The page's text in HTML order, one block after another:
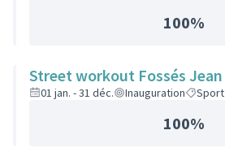
100%
Street workout Fossés Jean
01 jan. - 31 déc. Inauguration Sport
100%